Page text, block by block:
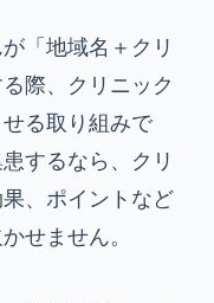
「地域名＋クリ
際、クリニック
る取り組みで
するなら、クリ
、ポイントなど
せません。